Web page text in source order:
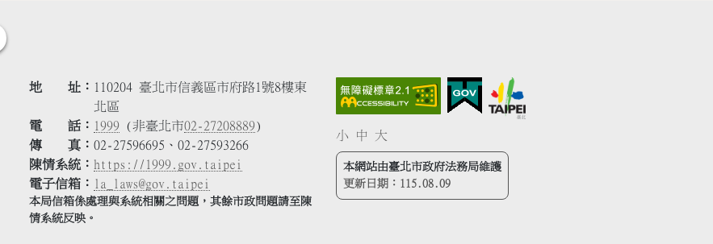
地 址
110204 臺北市信義區市府路1號8樓東
北區
電 話
1999 (非臺北市02-27208889)
傳 真
02-27596695、02-27593266
陳情系統
https://1999.gov.taipei
電子信箱
la_laws@gov.taipei
本局信箱係處理與系統相關之問題，其餘市政問題請至陳
情系統反映。
小 中 大
本網站由臺北市政府法務局維護
更新日期： 115.08.09